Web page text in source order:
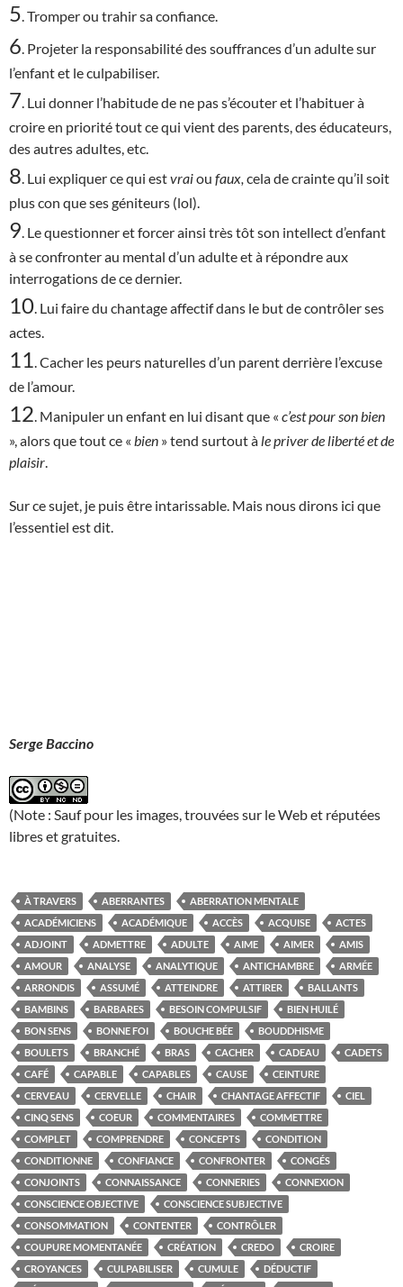
5 . Tromper ou trahir sa confiance.
6 . Projeter la responsabilité des souffrances d’un adulte sur
l’enfant et le culpabiliser.
7 . Lui donner l’habitude de ne pas s’écouter et l’habituer à
croire en priorité tout ce qui vient des parents, des éducateurs,
des autres adultes, etc.
8 . Lui expliquer ce qui estvraiou faux, cela de crainte qu’il soit
plus con que ses géniteurs (lol).
9 . Le questionner et forcer ainsi très tôt son intellect d’enfant
à se confronter au mental d’un adulte et à répondre aux
interrogations de ce dernier.
10 . Lui faire du chantage affectif dans le but de contrôler ses
actes.
11 . Cacher les peurs naturelles d’un parent derrière l’excuse
de l’amour.
12 . Manipuler un enfant en lui disant que « c’estpour son bien
», alors que tout ce « bien » tend surtout à le priver de liberté et de
plaisir
Sur ce sujet, je puis être intarissable. Mais nous dirons ici que
l’essentiel est dit.
Serge Baccino
(Note : Sauf pour les images, trouvées sur le Web et réputées
libres et gratuites.
À TRAVERS ABERRANTES
ABERRATION MENTALE
ACADÉMICIENS
ACADÉMIQUE ACCÈS ACQUISE
ACTES
ADJOINT
ADMETTRE ADULTE AIME AIMER
AMIS
AMOUR
ANALYSE ANALYTIQUE ANTICHAMBRE
ARMÉE
ARRONDIS
ASSUMÉ ATTEINDRE ATTIRER
BALLANTS
BAMBINS
BARBARES BESOIN COMPULSIF
BIEN HUILÉ
BON SENS
BONNE FOI BOUCHE BÉE
BOUDDHISME
BOULETS
BRANCHÉ BRAS CACHER CADEAU
CADETS
CAFÉ
CAPABLE CAPABLES CAUSE
CEINTURE
CERVEAU
CERVELLE CHAIR CHANTAGE AFFECTIF
CIEL
CINQ SENS
COEUR COMMENTAIRES
COMMETTRE
COMPLET
COMPRENDRE CONCEPTS
CONDITION
CONDITIONNE
CONFIANCE CONFRONTER
CONGÉS
CONJOINTS
CONNAISSANCE CONNERIES
CONNEXION
CONSCIENCE OBJECTIVE
CONSCIENCE SUBJECTIVE
CONSOMMATION
CONTENTER
CONTRÔLER
COUPURE MOMENTANÉE
CRÉATION CREDO
CROIRE
CROYANCES
CULPABILISER CUMULE
DÉDUCTIF